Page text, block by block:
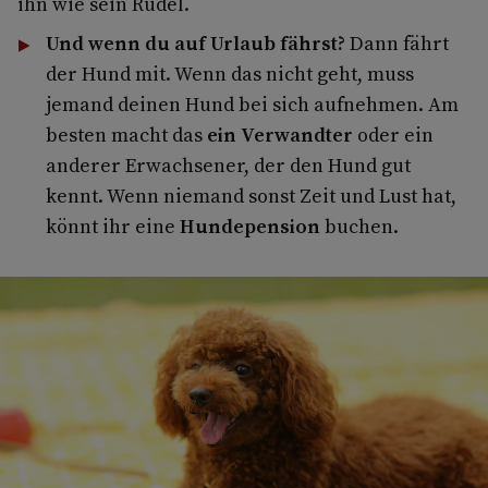
Und wenn du auf Urlaub fährst? Dann fährt
der Hund mit. Wenn das nicht geht, muss
jemand deinen Hund bei sich aufnehmen. Am
besten macht das ein Verwandter oder ein
anderer Erwachsener, der den Hund gut
kennt. Wenn niemand sonst Zeit und Lust hat,
könnt ihr eine Hundepension buchen.